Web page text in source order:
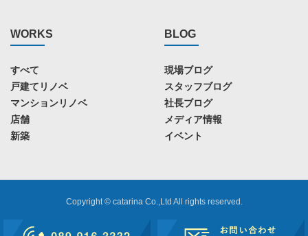
WORKS
すべて
戸建てリノベ
マンションリノベ
店舗
新築
BLOG
現場ブログ
スタッフブログ
社長ブログ
メディア情報
イベント
Copyright © catarina Co.,Ltd All rights reserved.